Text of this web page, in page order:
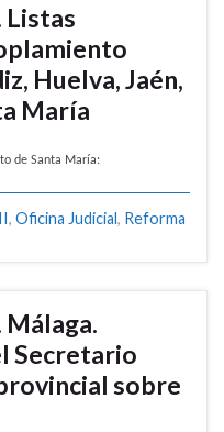
Listas
Huelva, Jaén,
María
de Santa María:
, Oficina Judicial, Reforma
Secretario
sobre